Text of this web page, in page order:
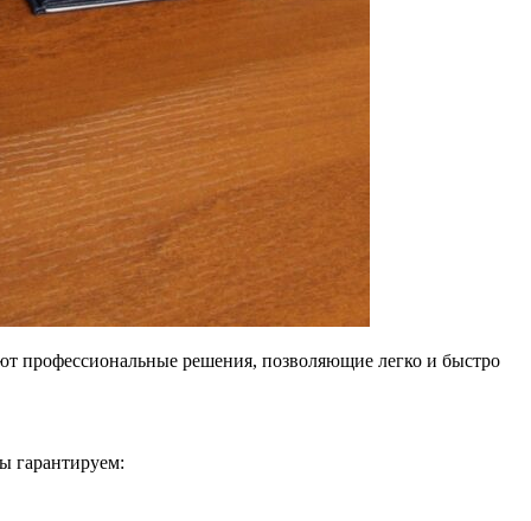
профессиональные решения, позволяющие легко и быстро
гарантируем: